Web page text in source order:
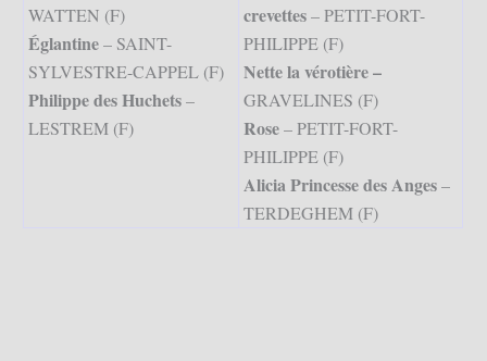
WATTEN (F)
Églantine– SAINT-
SYLVESTRE-CAPPEL (F)
Philippe des Huchets–
LESTREM (F)
crevettes– PETIT-FORT-
PHILIPPE (F)
Nette la vérotière –
GRAVELINES (F)
Rose– PETIT-FORT-
PHILIPPE (F)
Alicia Princesse des Anges–
TERDEGHEM (F)